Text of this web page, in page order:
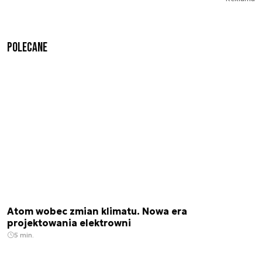
Polecane
Atom wobec zmian klimatu. Nowa era
projektowania elektrowni
5 min.